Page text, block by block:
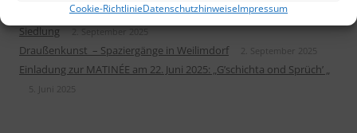
Cookie-RichtlinieDatenschutzhinweiseImpressum
Weilimdorfer Heimatblatt Nr. 51 befasst sich mit der Wolfbusch-
Siedlung
2. September 2025
Draußenkunst – Spaziergänge in Weilimdorf 2. September 2025
Einladung zur MATINÉE am 22. Juni 2025: „G’schichta ond Sprüch’ „
5. Juni 2025